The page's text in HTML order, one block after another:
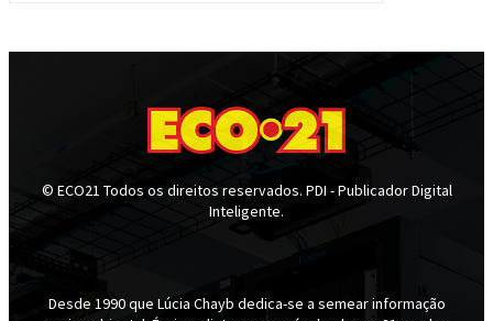
© ECO21 Todos os direitos reservados. PDI - Publicador Digital
Inteligente.
Desde 1990 que Lúcia Chayb dedica-se a semear informação